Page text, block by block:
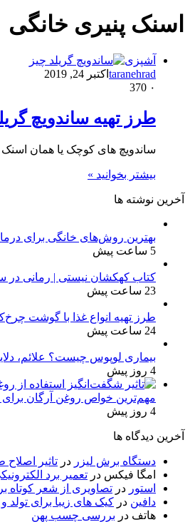
اسنک پنیری خانگی
آشپزی
taranehrad اکتبر 24, 2019
۰
طرز تهیه ساندویچ
ساندویچ های کوچک یا همان اسنک
بیشتر بخوانید »
آخرین نوشته ها
بهترین روش‌های خانگی برای
5 ساعت پیش
کتاب کهکشان نیستی | رمانی
23 ساعت پیش
طرز تهیه انواع غذا با گوشت
24 ساعت پیش
بیماری لوپوس چیست؟ علائم،
4 روز پیش
مهم‌ترین خواص روغن آرگان برای
4 روز پیش
آخرین دیدگاه ها
دستگاه برش لیزر در تاثیر
امگا فیکس در تعمیر برد
استور در تصاویری از شعر کوتاه
دافین در کیک های زیبا برای
هاتف در بررسی چسب پهن